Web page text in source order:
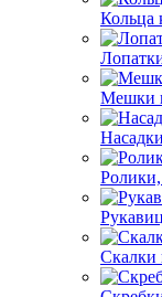
Кольца
Мешки
Ролики,
Скалки